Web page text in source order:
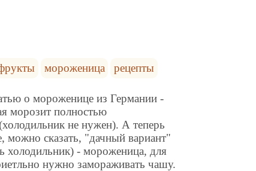
мороженица рецепты
о мороженице из Германии -
морозит полностью
не нужен). А теперь
можно сказать, "дачный вариант"
холодильник) - мороженица, для
нужно замораживать чашу.